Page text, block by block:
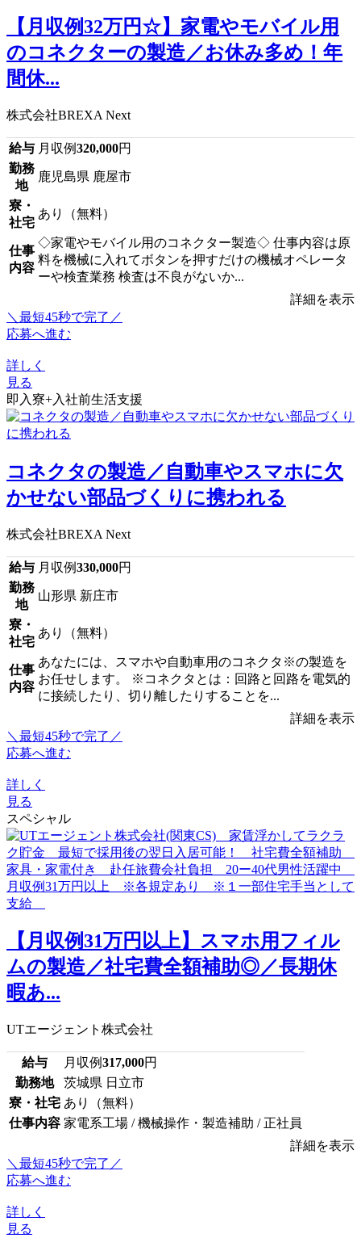
【月収例32万円☆】家電やモバイル用
のコネクターの製造／お休み多め！年
間休...
株式会社BREXA Next
給与 月収例320,000円
勤務
地
鹿児島県 鹿屋市
寮・
社宅
あり（無料）
仕事
内容
◇家電やモバイル用のコネクター製造◇ 仕事内容は原
料を機械に入れてボタンを押すだけの機械オペレータ
ーや検査業務 検査は不良がないか...
詳細を表示
＼最短45秒で完了／
応募へ進む
詳しく
見る
即入寮+入社前生活支援
コネクタの製造／自動車やスマホに欠
かせない部品づくりに携われる
株式会社BREXA Next
給与 月収例330,000円
勤務
地
山形県 新庄市
寮・
社宅
あり（無料）
仕事
内容
あなたには、スマホや自動車用のコネクタ※の製造を
お任せします。 ※コネクタとは：回路と回路を電気的
に接続したり、切り離したりすることを...
詳細を表示
＼最短45秒で完了／
応募へ進む
詳しく
見る
スペシャル
【月収例31万円以上】スマホ用フィル
ムの製造／社宅費全額補助◎／長期休
暇あ...
UTエージェント株式会社
給与 月収例317,000円
勤務地
茨城県 日立市
寮・社宅 あり（無料）
仕事内容 家電系工場 / 機械操作・製造補助 / 正社員
詳細を表示
＼最短45秒で完了／
応募へ進む
詳しく
見る